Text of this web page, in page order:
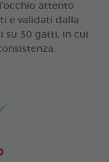
attento
e validati dalla
su 30 gatti, in cui